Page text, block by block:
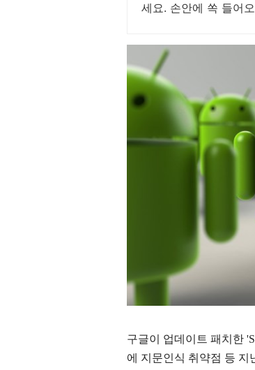
세요. 손안에 쏙 들어
구글이 업데이트 패치한
에 지문인식 취약점 등 지